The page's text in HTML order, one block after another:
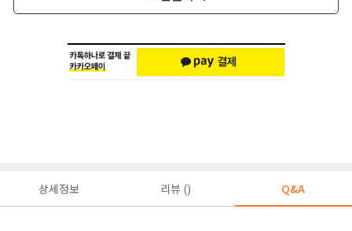
상세정보 리뷰 () Q&A